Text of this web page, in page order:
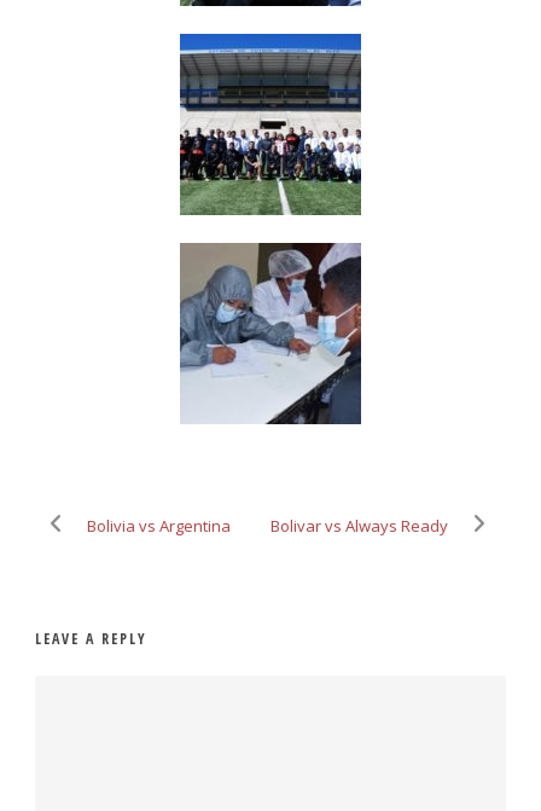
Bolivia vs Argentina Bolivar vs Always Ready
LEAVE A REPLY